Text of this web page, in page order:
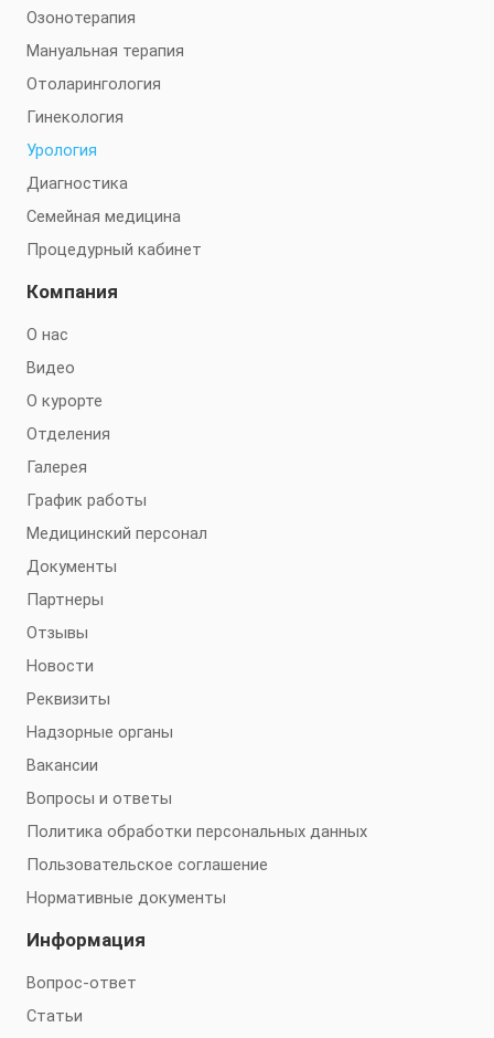
Озонотерапия
Мануальная терапия
Отоларингология
Гинекология
Урология
Диагностика
Семейная медицина
Процедурный кабинет
Компания
О нас
Видео
О курорте
Отделения
Галерея
График работы
Медицинский персонал
Документы
Партнеры
Отзывы
Новости
Реквизиты
Надзорные органы
Вакансии
Вопросы и ответы
Политика обработки персональных данных
Пользовательское соглашение
Нормативные документы
Информация
Вопрос-ответ
Статьи